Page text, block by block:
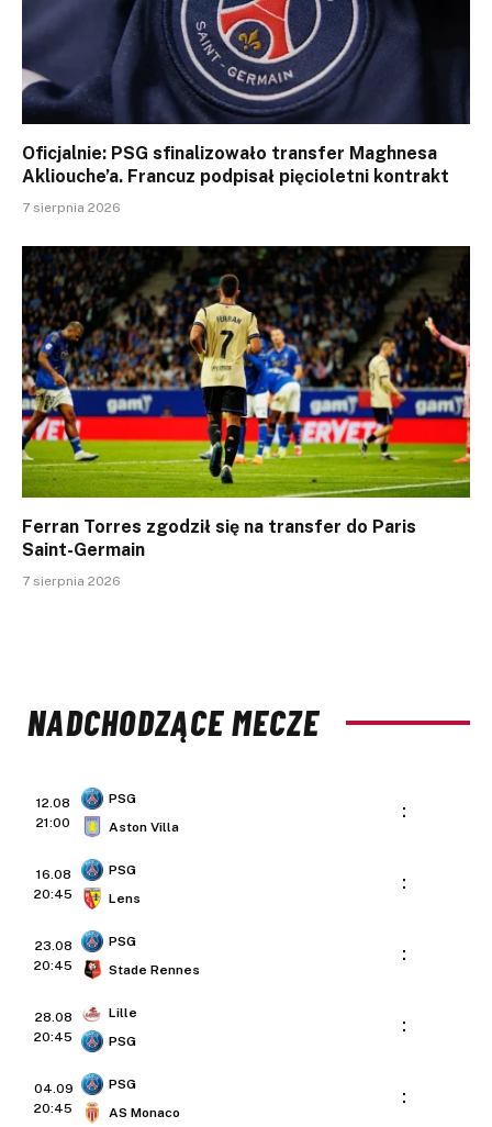
Oficjalnie: PSG sfinalizowało transfer Maghnesa
Akliouche’a. Francuz podpisał pięcioletni kontrakt
7 sierpnia 2026
Ferran Torres zgodził się na transfer do Paris
Saint-Germain
7 sierpnia 2026
NADCHODZĄCE MECZE
12.08
21:00
PSG
Aston Villa
:
16.08
20:45
PSG
Lens
:
23.08
20:45
PSG
Stade Rennes
:
28.08
20:45
Lille
PSG
:
04.09
20:45
PSG
AS Monaco
: